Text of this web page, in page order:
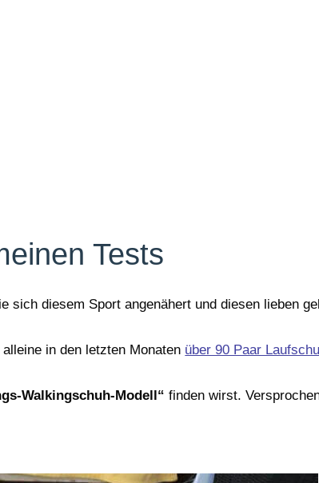
Tests
sich diesem Sport angenähert und diesen lieben
in den letzten Monaten über 90 Paar
Walkingschuh-Modell“ finden wirst.